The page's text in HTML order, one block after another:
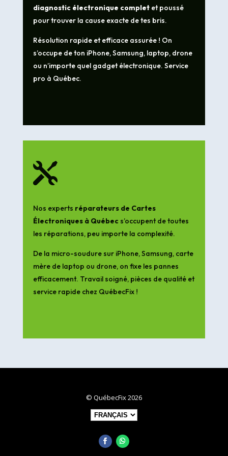
diagnostic électronique completet poussé
pour trouver la cause exacte de tes bris.
Résolution rapide et efficace assurée ! On
s’occupe de ton iPhone, Samsung, laptop, drone
ou n’importe quel gadget électronique. Service
pro à Québec.

Nos experts réparateurs de Cartes
Électroniques à Québecs’occupent de toutes
les réparations, peu importe la complexité.
De la micro-soudure sur iPhone, Samsung, carte
mère de laptop ou drone, on fixe les pannes
efficacement. Travail soigné, pièces de qualité et
service rapide chez QuébecFix !
© QuébecFix 2026